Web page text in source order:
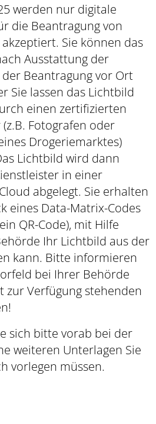
werden nur digitale
die Beantragung von
akzeptiert. Sie können das
Ausstattung der
Beantragung vor Ort
Sie lassen das Lichtbild
einen zertifizierten
Fotografen oder
Drogeriemarktes)
Lichtbild wird dann
in einer
abgelegt. Sie erhalten
eines Data-Matrix-Codes
QR-Code), mit Hilfe
Ihr Lichtbild aus der
kann. Bitte informieren
bei Ihrer Behörde
zur Verfügung stehenden
sich bitte vorab bei der
weiteren Unterlagen Sie
vorlegen müssen.